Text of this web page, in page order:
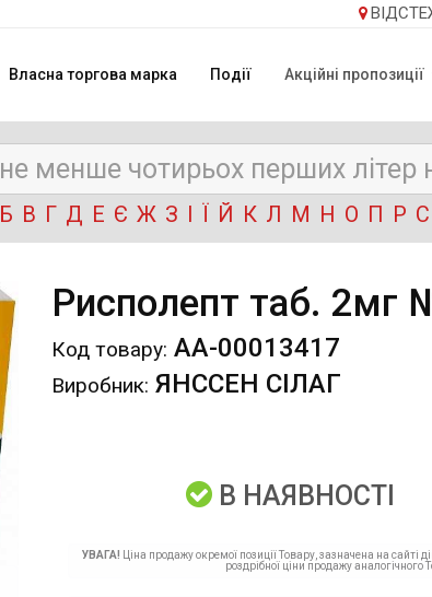
Власна торгова марка Події Акційні пропозиції
Б В Г Д Е Є Ж З І Ї Й К Л М Н О П Р С
Рисполепт таб. 2мг
Код товару: АА-00013417
Виробник: ЯНССЕН СІЛАГ
В НАЯВНОСТІ
УВАГА! Ціна продажу окремої позиції Товару, зазначена на сайті
роздрібної ціни продажу аналогічного